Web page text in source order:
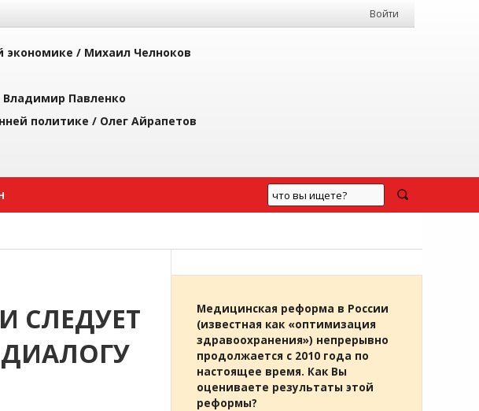
Войти
экономике / Михаил Челноков
Владимир Павленко
политике / Олег Айрапетов
СЛЕДУЕТ
Медицинская реформа в России
(известная как «оптимизация
здравоохранения») непрерывно
продолжается с 2010 года по
настоящее время. Как Вы
оцениваете результаты этой
реформы?